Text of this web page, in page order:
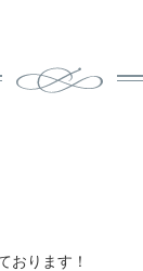
おります！